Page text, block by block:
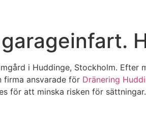
i Huddinge, Stockholm.
firma ansvarade för Dränering
för att minska risken för